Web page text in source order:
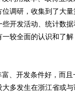
调研，收集到了大
开发活动、统计数
较全面的认识和了
、开发条件好，而且
多发生在浙江省或